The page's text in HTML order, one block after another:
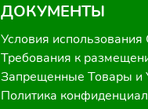
ДОКУМЕНТЫ
Условия
Требования к
Запрещенные Товары и
Политика